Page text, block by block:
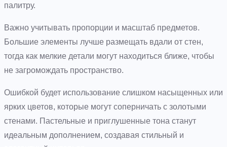
палитру.
Важно учитывать пропорции и масштаб предметов.
Большие элементы лучше размещать вдали от стен,
тогда как мелкие детали могут находиться ближе, чтобы
не загромождать пространство.
Ошибкой будет использование слишком насыщенных или
ярких цветов, которые могут соперничать с золотыми
стенами. Пастельные и приглушенные тона станут
идеальным дополнением, создавая стильный и